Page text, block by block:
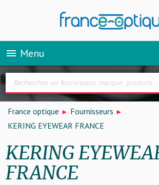
menu Menu
France optique
Fournisseurs
KERING EYEWEAR FRANCE
KERING
FRANCE